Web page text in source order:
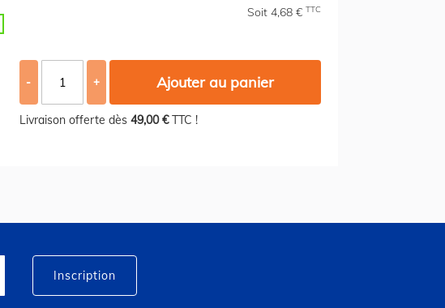
Soit 4,68 € TTC
- + Ajouter au panier
Livraison offerte dès 49,00 €TTC !
Inscription